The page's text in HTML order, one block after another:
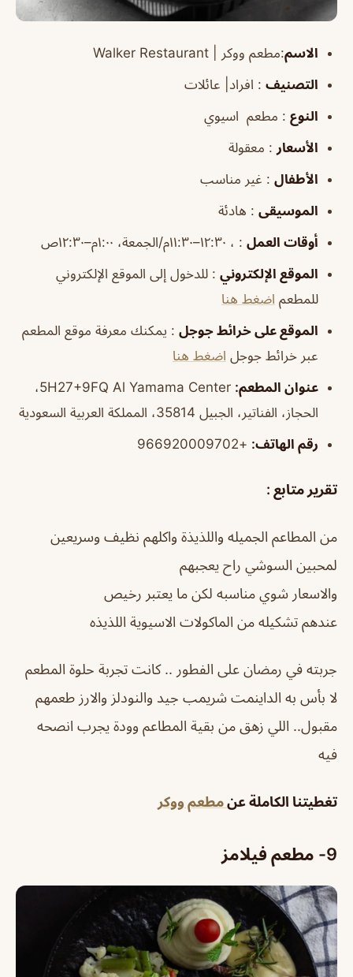
الاسم:مطعم ووكر | Walker Restaurant
التصنيف : افراد| عائلات
النوع : مطعم اسيوي
الأسعار : معقولة
الأطفال : غير مناسب
الموسيقى : هادئة
أوقات العمل : ، ١٢:٣٠–١١:٣٠م/الجمعة، ١:٠٠م–١٢:٣٠ص
الموقع الإلكتروني : للدخول إلى الموقع الإلكتروني
للمطعم اضغط هنا
الموقع على خرائط جوجل : يمكنك معرفة موقع المطعم
عبر خرائط جوجل اضغط هنا
عنوان المطعم:
5H27+9FQ Al Yamama Center،
الحجاز، الفناتير، الجبيل 35814، المملكة العربية السعودية
رقم الهاتف:
+966920009702
تقرير متابع :
من المطاعم الجميله واللذيذة واكلهم نظيف وسريعين
لمحبين السوشي راح يعجبهم
والاسعار شوي مناسبه لكن ما يعتبر رخيص
عندهم تشكيله من الماكولات الاسيوية اللذيذه
جربته في رمضان على الفطور .. كانت تجربة حلوة المطعم
لا بأس به الداينمت شريمب جيد والنودلز والارز طعمهم
مقبول.. اللي زهق من بقية المطاعم وودة يجرب انصحه
فيه
تغطيتنا الكاملة عنمطعم ووكر
9- مطعم فيلامز